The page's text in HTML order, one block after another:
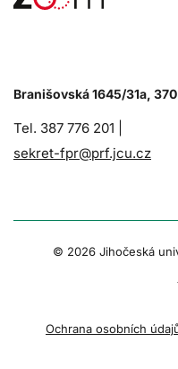
Branišovská 1645/31a,
Tel. 387 776 201 |
sekret-fpr@prf.jcu.cz
© 2026 Jihočeská
Ochrana osobních